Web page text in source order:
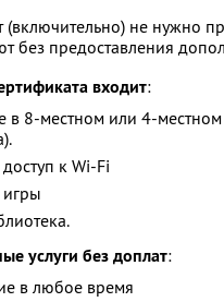
(включительно) не нужно
без предоставления
входит:
8-местном или 4-
к Wi-Fi
услуги без доплат:
в любое время